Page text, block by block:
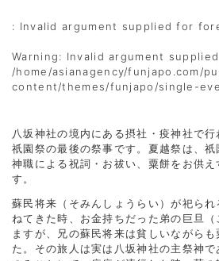
: Invalid argument supplied for
Warning: Invalid argument
/home/asianagency/funjapo.com/
content/themes/funjapo/single-
八坂神社の境内にある摂社・疫神社で行
祇園祭の最後の祭事です。夏越祭は、祇
神職による祝詞・お祓い、粟餅をお供え
す。
蘇民将来（そみんしょうらい）が祀ら
ねてきた時、お金持ちだった弟の巨旦
ますが、兄の蘇民将来は貧しいながら
た。その旅人は実は八坂神社の主祭神